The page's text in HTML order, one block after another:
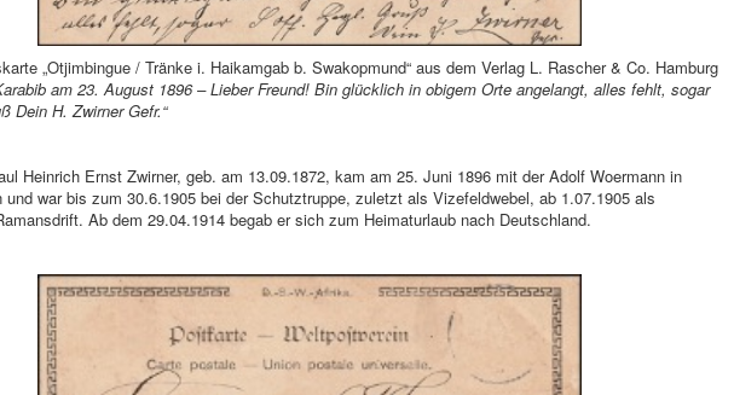
„Otjimbingue / Tränke i. Haikamgab b. Swakopmund“ aus dem Verlag L. Rascher & Co. Hamburg
am 23. August 1896 – Lieber Freund! Bin glücklich in obigem Orte angelangt, alles fehlt, sogar
Dein H. Zwirner Gefr.“
Heinrich Ernst Zwirner, geb. am 13.09.1872, kam am 25. Juni 1896 mit der Adolf Woermann in
und war bis zum 30.6.1905 bei der Schutztruppe, zuletzt als Vizefeldwebel, ab 1.07.1905 als
Ab dem 29.04.1914 begab er sich zum Heimaturlaub nach Deutschland.